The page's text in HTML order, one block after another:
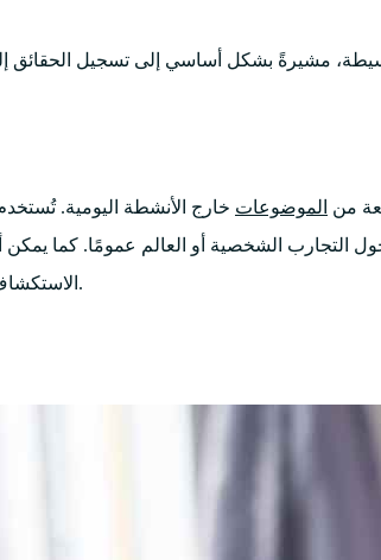
من الموضوعات خارج الأنشطة اليومية.
التجارب الشخصية أو العالم عمومًا. كما يمكن أن
الاستكشاف الفكري، أو الشفاء العلاجي.